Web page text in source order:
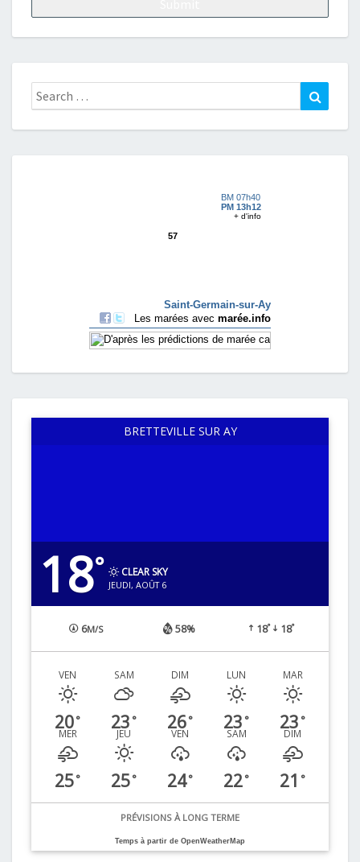
Search
for:
BRETTEVILLE SUR AY
18° CLEAR SKY
JEUDI, AOÛT 6
6M/S 58% 18° 18°
VEN
20°
SAM
23 °
DIM
26°
LUN
23 °
MAR
23 °
MER
25°
JEU
25°
VEN
24°
SAM
22°
DIM
21 °
PRÉVISIONS À LONG TERME
Temps à partir de OpenWeatherMap